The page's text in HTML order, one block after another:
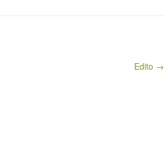
Edito →